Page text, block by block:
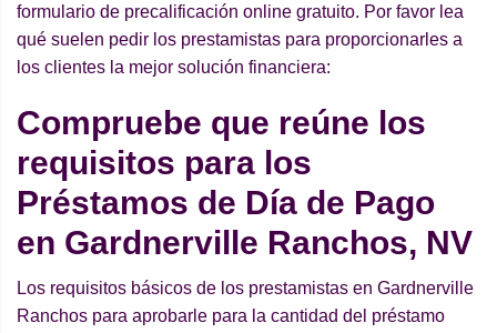
formulario de precalificación online gratuito. Por favor lea
qué suelen pedir los prestamistas para proporcionarles a
los clientes la mejor solución financiera:
Compruebe que reúne los
requisitos para los
Préstamos de Día de Pago
en Gardnerville Ranchos, NV
Los requisitos básicos de los prestamistas en Gardnerville
Ranchos para aprobarle para la cantidad del préstamo